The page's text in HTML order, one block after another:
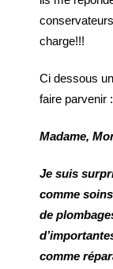
charge!!!
Ci dessous
faire parvenir :
Madame,
Je suis
comme
de
comme